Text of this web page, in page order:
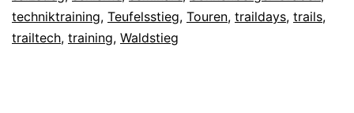
techniktraining, Teufelsstieg, Touren, traildays, trails,
trailtech, training, Waldstieg